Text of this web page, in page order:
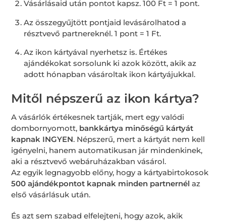
Vásárlásaid után pontot kapsz. 100 Ft = 1 pont.
Az összegyűjtött pontjaid levásárolhatod a
résztvevő partnereknél. 1 pont = 1 Ft.
Az ikon kártyával nyerhetsz is. Értékes
ajándékokat sorsolunk ki azok között, akik az
adott hónapban vásároltak ikon kártyájukkal.
Mitől népszerű az ikon kártya?
A vásárlók értékesnek tartják, mert egy valódi
dombornyomott, bankkártya minőségű kártyát
kapnak INGYEN. Népszerű, mert a kártyát nem kell
igényelni, hanem automatikusan jár mindenkinek,
aki a résztvevő webáruházakban vásárol.
Az egyik legnagyobb előny, hogy a kártyabirtokosok
500 ajándékpontot kapnak minden partnernél az
első vásárlásuk után.
És azt sem szabad elfelejteni, hogy azok, akik